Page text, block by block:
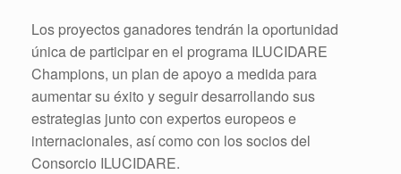
Los proyectos ganadores tendrán la oportunidad
única de participar en el programa ILUCIDARE
Champions, un plan de apoyo a medida para
aumentar su éxito y seguir desarrollando sus
estrategias junto con expertos europeos e
internacionales, así como con los socios del
Consorcio ILUCIDARE.